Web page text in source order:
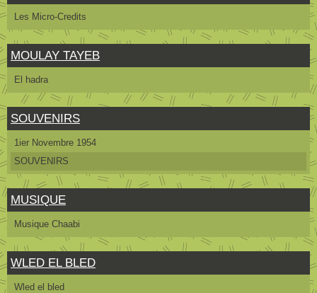
Les Micro-Credits
MOULAY TAYEB
El hadra
SOUVENIRS
1ier Novembre 1954
SOUVENIRS
MUSIQUE
Musique Chaabi
WLED EL BLED
Wled el bled